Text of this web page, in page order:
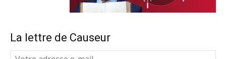
La lettre de Causeur